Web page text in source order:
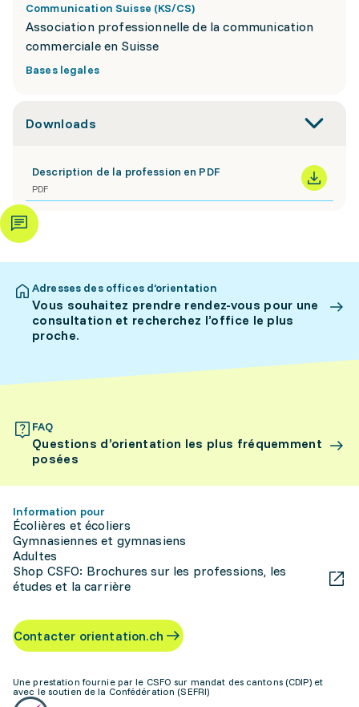
Communication Suisse (KS/CS)
Association professionnelle de la communication
commerciale en Suisse
Bases legales
Downloads
Description de la profession en PDF
PDF
Adresses des offices d’orientation
Vous souhaitez prendre rendez-vous pour une
consultation et recherchez l’office le plus
proche.
FAQ
Questions d’orientation les plus fréquemment
posées
Information pour
Écolières et écoliers
Gymnasiennes et gymnasiens
Adultes
Shop CSFO: Brochures sur les professions, les
études et la carrière
Contacter orientation.ch
Une prestation fournie par le CSFO sur mandat des cantons (CDIP) et
avec le soutien de la Confédération (SEFRI)